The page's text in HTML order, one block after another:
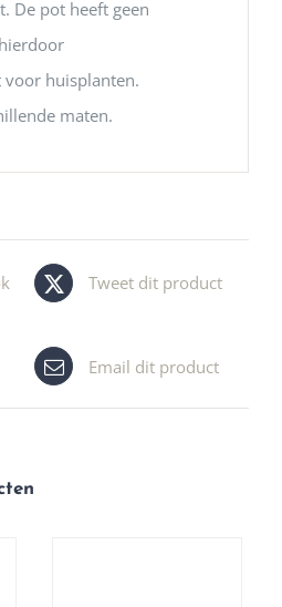
De pot heeft geen
voor huisplanten.
maten.
Tweet dit product
Email dit product